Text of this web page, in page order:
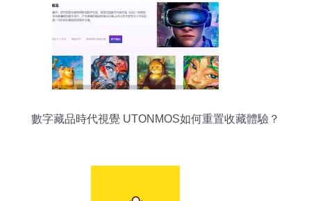
數字藏品時代視覺 UTONMOS如何重置收藏體驗？